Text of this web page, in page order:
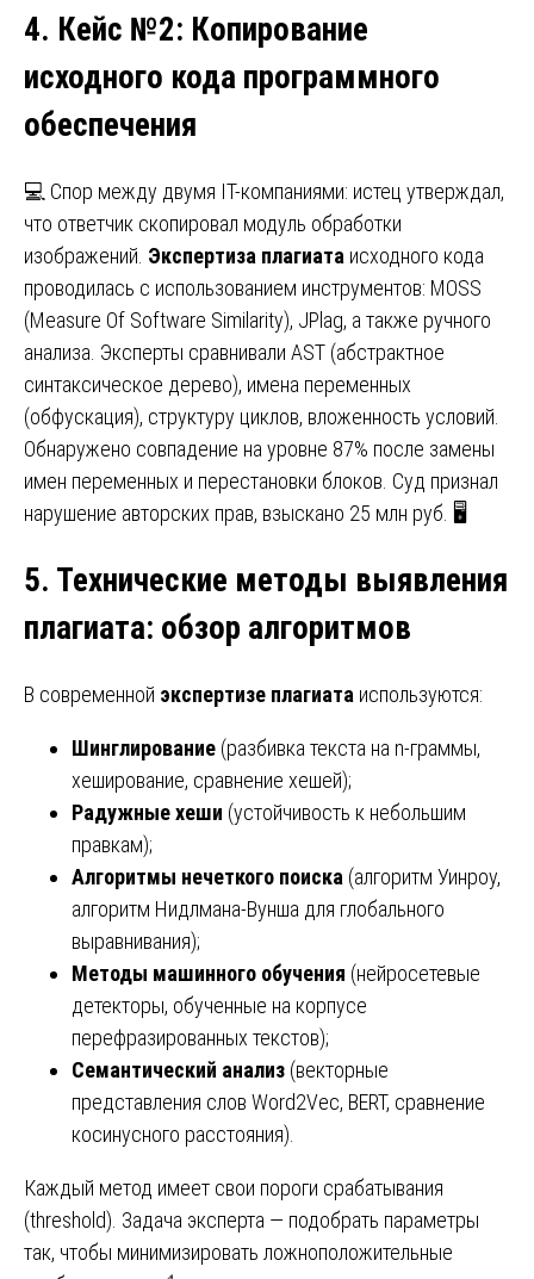
4. Кейс №2: Копирование
исходного кода программного
обеспечения
💻 Спор между двумя IT-компаниями: истец утверждал,
что ответчик скопировал модуль обработки
изображений. Экспертиза плагиата исходного кода
проводилась с использованием инструментов: MOSS
(Measure Of Software Similarity), JPlag, а также ручного
анализа. Эксперты сравнивали AST (абстрактное
синтаксическое дерево), имена переменных
(обфускация), структуру циклов, вложенность условий.
Обнаружено совпадение на уровне 87% после замены
имен переменных и перестановки блоков. Суд признал
нарушение авторских прав, взыскано 25 млн руб. 🖥️
5. Технические методы выявления
плагиата: обзор алгоритмов
В современной экспертизе плагиата используются:
Шинглирование (разбивка текста на n-граммы,
хеширование, сравнение хешей);
Радужные хеши (устойчивость к небольшим
правкам);
Алгоритмы нечеткого поиска (алгоритм Уинроу,
алгоритм Нидлмана-Вунша для глобального
выравнивания);
Методы машинного обучения (нейросетевые
детекторы, обученные на корпусе
перефразированных текстов);
Семантический анализ (векторные
представления слов Word2Vec, BERT, сравнение
косинусного расстояния).
Каждый метод имеет свои пороги срабатывания
(threshold). Задача эксперта — подобрать параметры
так, чтобы минимизировать ложноположительные